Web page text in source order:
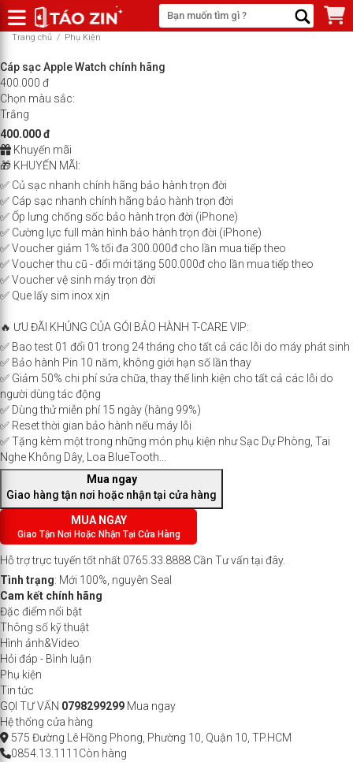
Trang chủ / Phụ Kiện
Cáp sạc Apple Watch chính hãng
400.000 đ
Chọn màu sắc:
Trắng
400.000 đ
Khuyến mãi
🎁 KHUYẾN MÃI:
✅ Củ sạc nhanh chính hãng bảo hành trọn đời
✅ Cáp sạc nhanh chính hãng bảo hành trọn đời
✅ Ốp lưng chống sốc bảo hành trọn đời (iPhone)
✅ Cường lực full màn hình bảo hành trọn đời (iPhone)
✅ Voucher giảm 1% tối đa 300.000đ cho lần mua tiếp theo
✅ Voucher thu cũ - đổi mới tặng 500.000đ cho lần mua tiếp theo
✅ Voucher vệ sinh máy trọn đời
✅ Que lấy sim inox xịn
🔥 ƯU ĐÃI KHỦNG CỦA GÓI BẢO HÀNH T-CARE VIP:
✅ Bao test 01 đổi 01 trong 24 tháng cho tất cả các lỗi do máy phát sinh
✅ Bảo hành Pin 10 năm, không giới hạn số lần thay
✅ Giảm 50% chi phí sửa chữa, thay thế linh kiện cho tất cả các lỗi do
người dùng tác động
✅ Dùng thử miễn phí 15 ngày (hàng 99%)
✅ Reset thời gian bảo hành nếu máy lỗi
✅ Tặng kèm một trong những món phụ kiện như Sạc Dự Phòng, Tai
Nghe Không Dây, Loa BlueTooth...
Mua ngay
Giao hàng tận nơi hoặc nhận tại cửa hàng
MUA NGAY
Giao Tận Nơi Hoặc Nhận Tại Cửa Hàng
Hỗ trợ trực tuyến tốt nhất 0765.33.8888 Cần Tư vấntại đây.
Tình trạng: Mới 100%, nguyên Seal
Cam kết chính hãng
Đặc điểm nổi bật
Thông số kỹ thuật
Hình ảnh&Video
Hỏi đáp - Bình luận
Phụ kiện
Tin tức
GỌI TƯ VẤN 0798299299 Mua ngay
Hệ thống cửa hàng
575 Đường Lê Hồng Phong, Phường 10, Quận 10, TP.HCM
0854.13.1111 Còn hàng